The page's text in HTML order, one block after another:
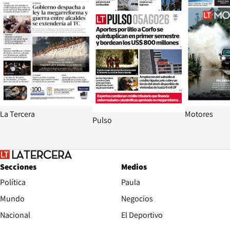
La Tercera
Pulso
Motores
Secciones
Política
Mundo
Nacional
Medios
Paula
Negocios
El Deportivo